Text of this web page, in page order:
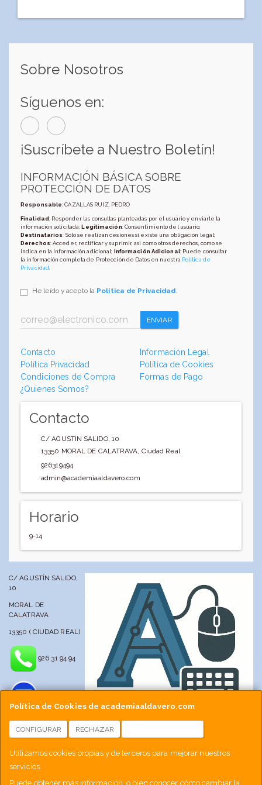
Política de Cookies de academiaaldavero.com
CONFIGURAR RECHAZAR
Utilizamos cookies propias y de terceros para mejorar nuestros
servicios.
Puede obtener más información, o bien conocer cómo cambiar la
Sobre Nosotros
Síguenos en:
¡Suscríbete a Nuestro Boletín!
INFORMACIÓN BÁSICA SOBRE
PROTECCIÓN DE DATOS
Responsable: CAZALLAS RUIZ, PEDRO
Finalidad: Responder las consultas planteadas por el usuario y enviarle la
información solicitada;Legitimación: Consentimiento del usuario;
Destinatarios: Solo se realizan cesiones si existe una obligación legal;
Derechos: Acceder, rectificar y suprimir, así como otros derechos, como se
indica en la información adicional; Información Adicional: Puede consultar
la información completa de Protección de Datos en nuestra Política de
Privacidad
He leído y acepto la Política de Privacidad.
ENVIAR
Contacto
Información Legal
Política Privacidad
Política de Cookies
Condiciones de Compra
Formas de Pago
¿Quienes Somos?
Contacto
C/ AGUSTIN SALIDO, 10
13350 MORAL DE CALATRAVA, Ciudad Real
926319494
admin@academiaaldavero.com
Horario
9-14
C/ AGUSTÍN SALIDO,
10
MORAL DE
CALATRAVA
13350 ( CIUDAD REAL)
926 31 94 94